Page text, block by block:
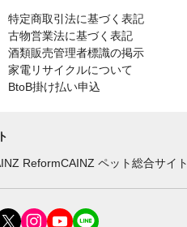
特定商取引法に基づく表記
古物営業法に基づく表記
酒類販売管理者標識の掲示
家電リサイクルについて
BtoB掛け払い申込
ReformCAINZ ペット総合サイト